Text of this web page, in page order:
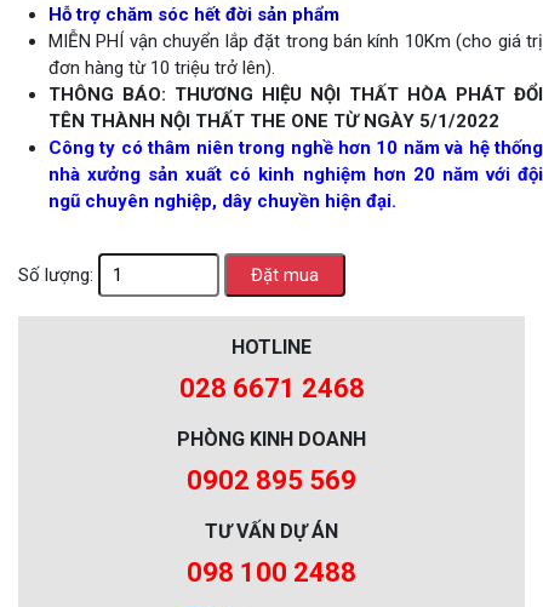
Hỗ trợ chăm sóc hết đời sản phẩm
MIỄN PHÍ vận chuyển lắp đặt trong bán kính 10Km (cho giá trị
đơn hàng từ 10 triệu trở lên).
THÔNG BÁO: THƯƠNG HIỆU NỘI THẤT HÒA PHÁT ĐỔI
TÊN THÀNH NỘI THẤT THE ONE TỪ NGÀY 5/1/2022
Công ty có thâm niên trong nghề hơn 10 năm và hệ thống
nhà xưởng sản xuất có kinh nghiệm hơn 20 năm với đội
ngũ chuyên nghiệp, dây chuyền hiện đại.
Số lượng:
HOTLINE
028 6671 2468
PHÒNG KINH DOANH
0902 895 569
TƯ VẤN DỰ ÁN
098 100 2488